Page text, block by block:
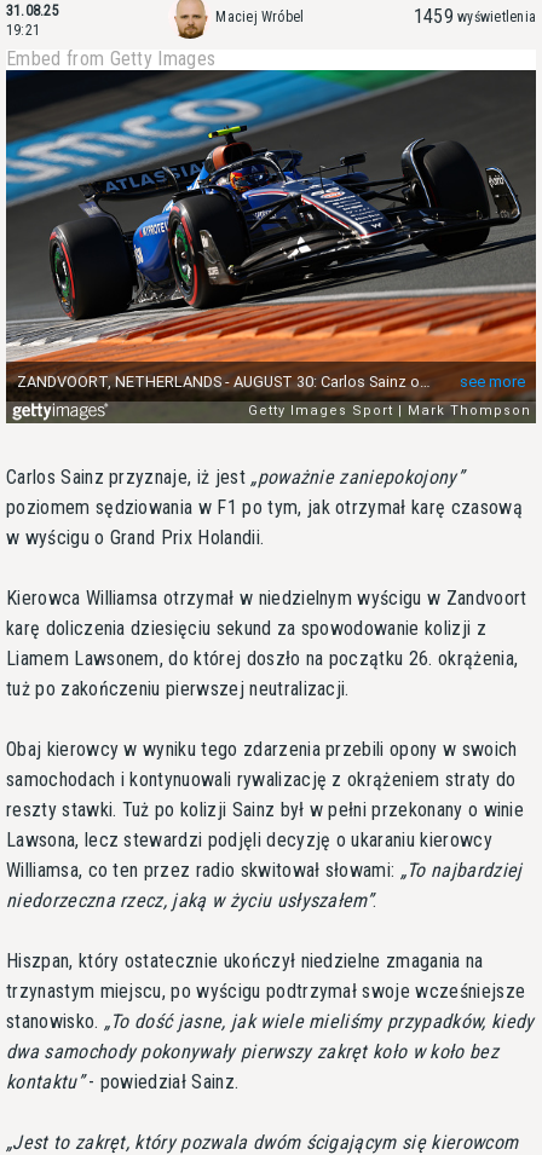
31.08.25
19:21
Maciej Wróbel 1459 wyświetlenia
Embed from Getty Images
Carlos Sainz przyznaje, iż jest poważnie zaniepokojony
poziomem sędziowania w F1 po tym, jak otrzymał karę czasową
w wyścigu o Grand Prix Holandii.
Kierowca Williamsa otrzymał w niedzielnym wyścigu w Zandvoort
karę doliczenia dziesięciu sekund za spowodowanie kolizji z
Liamem Lawsonem, do której doszło na początku 26. okrążenia,
tuż po zakończeniu pierwszej neutralizacji.
Obaj kierowcy w wyniku tego zdarzenia przebili opony w swoich
samochodach i kontynuowali rywalizację z okrążeniem straty do
reszty stawki. Tuż po kolizji Sainz był w pełni przekonany o winie
Lawsona, lecz stewardzi podjęli decyzję o ukaraniu kierowcy
Williamsa, co ten przez radio skwitował słowami:
To najbardziej
niedorzeczna rzecz, jaką w życiu usłyszałem .
Hiszpan, który ostatecznie ukończył niedzielne zmagania na
trzynastym miejscu, po wyścigu podtrzymał swoje wcześniejsze
stanowisko.
To dość jasne, jak wiele mieliśmy przypadków, kiedy
dwa samochody pokonywały pierwszy zakręt koło w koło bez
kontaktu - powiedział Sainz.
Jest to zakręt, który pozwala dwóm ścigającym się kierowcom